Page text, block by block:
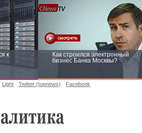
к
Как строился электронный
бизнес Банка Москвы?
Light Twitter (topnews) Facebook